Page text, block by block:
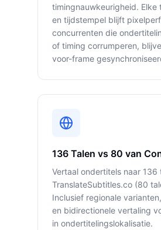
timingnauwkeurigheid.
en tijdstempel blijft
concurrenten die
of timing corrumperen,
voor-frame
136 Talen vs 80 van
Vertaal ondertitels naar
TranslateSubtitles.co (80
Inclusief regionale
en bidirectionele vertaling
in ondertitelingslokalisatie.